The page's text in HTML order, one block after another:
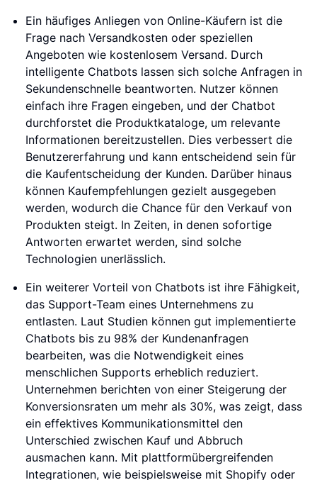
Ein häufiges Anliegen von Online-Käufern ist die
Frage nach Versandkosten oder speziellen
Angeboten wie kostenlosem Versand. Durch
intelligente Chatbots lassen sich solche Anfragen in
Sekundenschnelle beantworten. Nutzer können
einfach ihre Fragen eingeben, und der Chatbot
durchforstet die Produktkataloge, um relevante
Informationen bereitzustellen. Dies verbessert die
Benutzererfahrung und kann entscheidend sein für
die Kaufentscheidung der Kunden. Darüber hinaus
können Kaufempfehlungen gezielt ausgegeben
werden, wodurch die Chance für den Verkauf von
Produkten steigt. In Zeiten, in denen sofortige
Antworten erwartet werden, sind solche
Technologien unerlässlich.
Ein weiterer Vorteil von Chatbots ist ihre Fähigkeit,
das Support-Team eines Unternehmens zu
entlasten. Laut Studien können gut implementierte
Chatbots bis zu 98% der Kundenanfragen
bearbeiten, was die Notwendigkeit eines
menschlichen Supports erheblich reduziert.
Unternehmen berichten von einer Steigerung der
Konversionsraten um mehr als 30%, was zeigt, dass
ein effektives Kommunikationsmittel den
Unterschied zwischen Kauf und Abbruch
ausmachen kann. Mit plattformübergreifenden
Integrationen, wie beispielsweise mit Shopify oder